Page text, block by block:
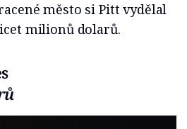
město si Pitt vydělal
milionů dolarů.